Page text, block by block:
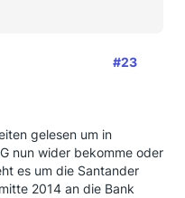
#23
gelesen um in
nun wider bekomme oder
es um die Santander
2014 an die Bank